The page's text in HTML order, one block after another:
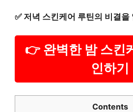
✅ 저녁 스킨케어 루틴의 비결을
👉 완벽한 밤 스킨
인하기
Contents